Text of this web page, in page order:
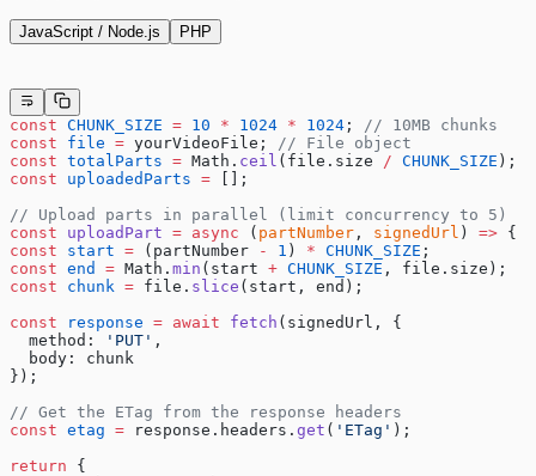
JavaScript / Node.js PHP
const CHUNK_SIZE = 10 * 1024 * 1024 ;
// 10MB chunks
const file = yourVideoFile;
// File object
const totalParts = Math. ceil (file.size / CHUNK_SIZE );
const uploadedParts = [];
// Upload parts in parallel (limit concurrency to 5)
const uploadPart = async ( partNumber , signedUrl ) => {
const start = (partNumber - 1 ) * CHUNK_SIZE ;
const end = Math. min (start + CHUNK_SIZE , file.size);
const chunk = file. slice (start, end);
const response = await fetch (signedUrl, {
  method:
'PUT' ,
  body: chunk
});
// Get the ETag from the response headers
const etag = response.headers. get ( 'ETag' );
return {